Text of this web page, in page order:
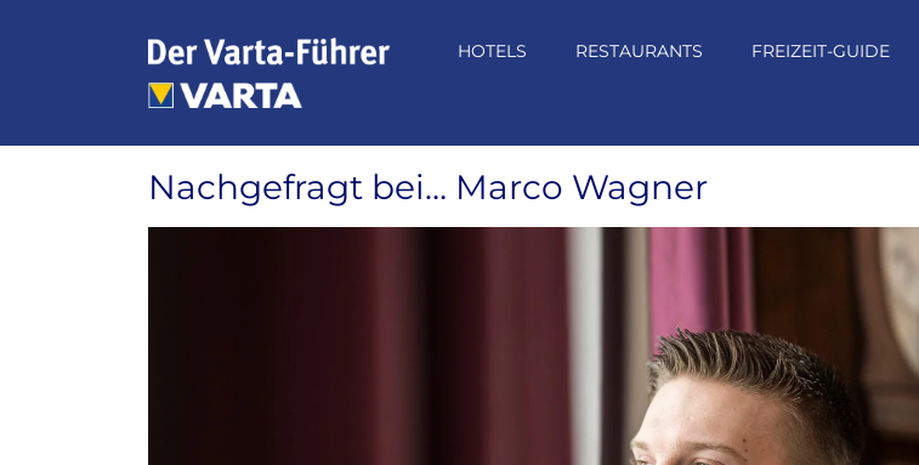
HOTELS RESTAURANTS FREIZEIT-GUIDE
Nachgefragt bei… Marco Wagner